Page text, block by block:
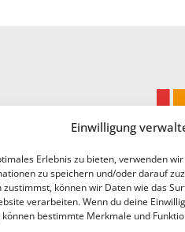
Einwilligung
Erlebnis zu bieten, verwenden
zu speichern und/oder darauf
zustimmst, können wir Daten wie das
verarbeiten. Wenn du deine
bestimmte Merkmale und
© 2026 honert.